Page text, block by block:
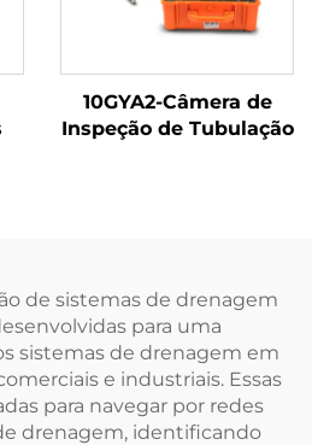
10GYA2-Câmera de
Inspeção de Tubulação
de sistemas de drenagem
para uma
sistemas de drenagem em
e industriais. Essas
para navegar por redes
drenagem, identificando